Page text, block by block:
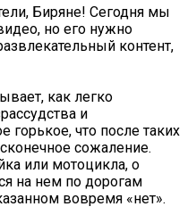
Биряне! Сегодня мы
но его нужно
контент,
как легко
и
горькое, что после таких
сожаление.
или мотоцикла, о
на нем по дорогам
вовремя «нет».